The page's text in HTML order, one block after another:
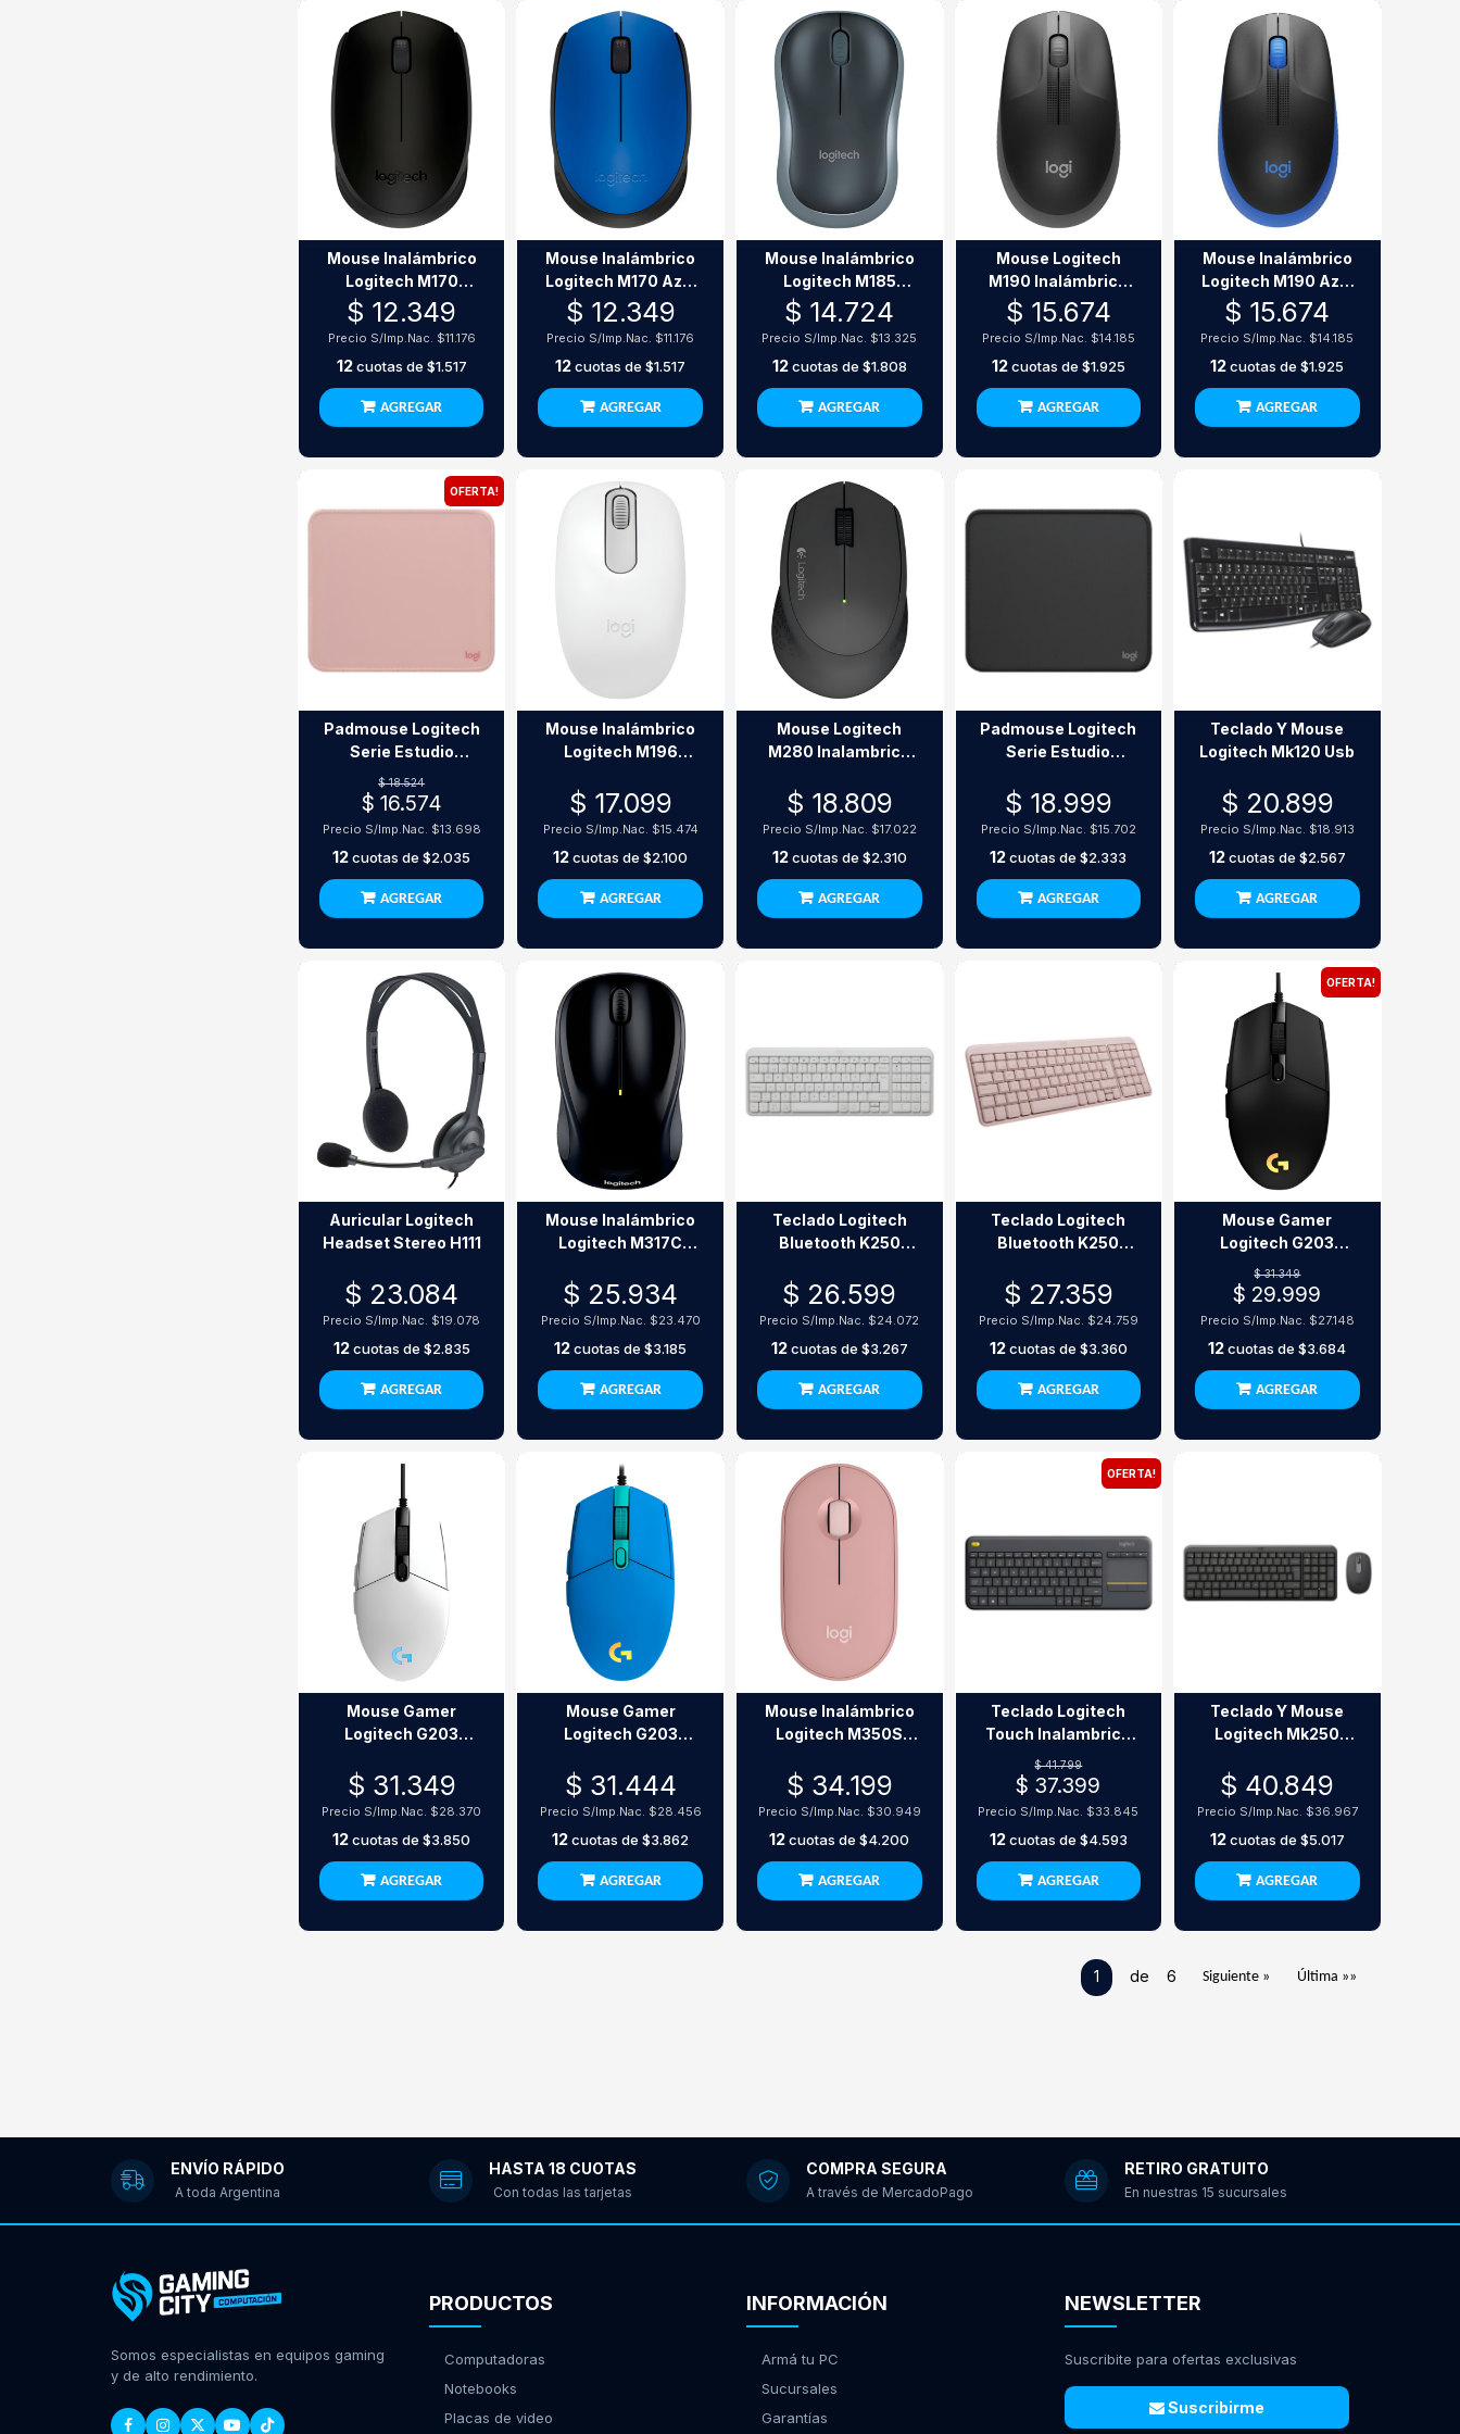
Mouse Inalámbrico
Logitech M170
Negro Usb 2.4Ghz
1000 Dpi
$ 12.349
Precio S/Imp.Nac. $11.176
12cuotas de $1.517
AGREGAR
Mouse Inalámbrico
Logitech M170 Azul
Usb 2.4Ghz 1000 Dpi
$ 12.349
Precio S/Imp.Nac. $11.176
12cuotas de$1.517
AGREGAR
Mouse Inalámbrico
Logitech M185
Negro Usb 2.4Ghz
1000 Dpi
$ 14.724
Precio S/Imp.Nac. $13.325
12cuotas de $1.808
AGREGAR
Mouse Logitech
M190 Inalámbrico
Negro/Gris
$ 15.674
Precio S/Imp.Nac. $14.185
12cuotas de $1.925
AGREGAR
Mouse Inalámbrico
Logitech M190 Azul
Usb 2.4Ghz 1000 Dpi
$ 15.674
Precio S/Imp.Nac. $14.185
12cuotas de$1.925
AGREGAR
OFERTA!
Padmouse Logitech
Serie Estudio
$ 18.524
$ 16.574
Precio S/Imp.Nac. $13.698
12cuotas de$2.035
AGREGAR
Mouse Inalámbrico
Logitech M196
1000 Dpi
$ 17.099
Precio S/Imp.Nac. $15.474
12cuotas de$2.100
AGREGAR
Mouse Logitech
M280 Inalambrico
$ 18.809
Precio S/Imp.Nac. $17.022
12cuotas de $2.310
AGREGAR
Padmouse Logitech
Serie Estudio
$ 18.999
Precio S/Imp.Nac. $15.702
12cuotas de$2.333
AGREGAR
Teclado Y Mouse
Logitech Mk120 Usb
$ 20.899
Precio S/Imp.Nac. $18.913
12cuotas de $2.567
AGREGAR
Auricular Logitech
Headset Stereo H111
$ 23.084
Precio S/Imp.Nac. $19.078
12cuotas de $2.835
AGREGAR
Mouse Inalámbrico
Logitech M317C
1000 Dpi
$ 25.934
Precio S/Imp.Nac. $23.470
12cuotas de$3.185
AGREGAR
Teclado Logitech
Bluetooth K250
$ 26.599
Precio S/Imp.Nac. $24.072
12cuotas de $3.267
AGREGAR
Teclado Logitech
Bluetooth K250
$ 27.359
Precio S/Imp.Nac. $24.759
12cuotas de $3.360
AGREGAR
OFERTA!
Mouse Gamer
Logitech G203
Lightsync Black Rgb
8000 Dpi
$ 31.349
$ 29.999
Precio S/Imp.Nac. $27.148
12cuotas de$3.684
AGREGAR
Mouse Gamer
Logitech G203
Rgb 8000 Dpi
$ 31.349
Precio S/Imp.Nac. $28.370
12cuotas de$3.850
AGREGAR
Mouse Gamer
Logitech G203
8000 Dpi Usb
$ 31.444
Precio S/Imp.Nac. $28.456
12cuotas de$3.862
AGREGAR
Mouse Inalámbrico
Logitech M350S
Silent 4000 Dpi
$ 34.199
Precio S/Imp.Nac. $30.949
12cuotas de$4.200
AGREGAR
OFERTA!
Teclado Logitech
Touch Inalambrico
K400 Plus
$ 41.799
$ 37.399
Precio S/Imp.Nac. $33.845
12cuotas de $4.593
AGREGAR
Teclado Y Mouse
Logitech Mk250
$ 40.849
Precio S/Imp.Nac. $36.967
12cuotas de $5.017
AGREGAR
1 de 6 Siguiente » Última »»
ENVÍO RÁPIDO
A toda Argentina
HASTA 18 CUOTAS
Con todas las tarjetas
COMPRA SEGURA
A través de MercadoPago
RETIRO GRATUITO
En nuestras 15 sucursales
Somos especialistas en equipos gaming
y de alto rendimiento.
PRODUCTOS
Computadoras
Notebooks
Placas de video
INFORMACIÓN
Armá tu PC
Sucursales
Garantías
NEWSLETTER
Suscribite para ofertas exclusivas
Suscribirme